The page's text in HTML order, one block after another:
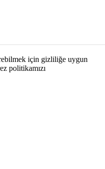
için gizliliğe uygun
politikamızı